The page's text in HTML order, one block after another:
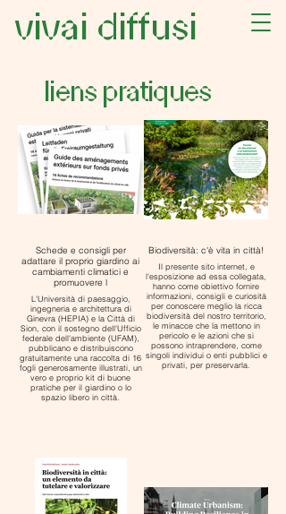
vivai diffusi
liens pratiques
Schede e consigli per
adattare il proprio giardino ai
cambiamenti climatici e
promuovere l
L'Università di paesaggio,
ingegneria e architettura di
Ginevra (HEPIA) e la Città di
Sion, con il sostegno dell'Ufficio
federale dell'ambiente (UFAM),
pubblicano e distribuiscono
gratuitamente una raccolta di 16
fogli generosamente illustrati, un
vero e proprio kit di buone
pratiche per il giardino o lo
spazio libero in città.
Biodiversità: c'è vita in città!
Il presente sito internet, e
l'esposizione ad essa collegata,
hanno come obiettivo fornire
informazioni, consigli e curiosità
per conoscere meglio la ricca
biodiversità del nostro territorio,
le minacce che la mettono in
pericolo e le azioni che si
possono intraprendere, come
singoli individui o enti pubblici e
privati, per preservarla.